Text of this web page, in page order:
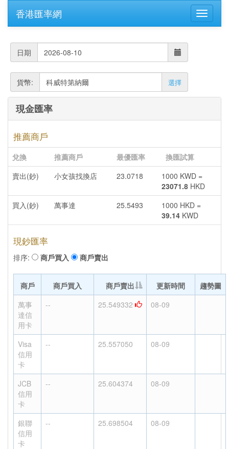
香港匯率網
日期
貨幣: 選擇
現金匯率
推薦商戶
兌換 推薦商戶 最優匯率
換匯試算
賣出(鈔)
小女孩找換店 23.0718
1000 KWD =
23071.8 HKD
買入(鈔)
萬事達 25.5493
1000 HKD =
39.14 KWD
現鈔匯率
排序: 商戶買入 商戶賣出
商戶 商戶買入 商戶賣出 更新時間
趨勢圖
萬事
達信
用卡
-- 25.549332 08-09
Visa
信用
卡
-- 25.557050 08-09
JCB
信用
卡
-- 25.604374 08-09
銀聯
信用
卡
-- 25.698504 08-09